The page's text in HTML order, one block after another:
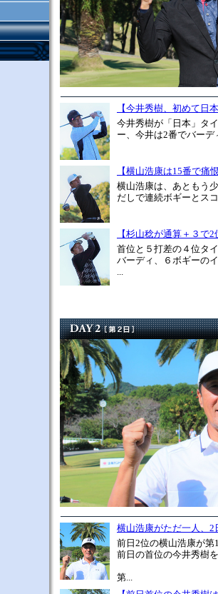
【今井秀樹、初めて日
今井秀樹が「日本」タ
ー、今井は2番でバー
【横山浩康は15番で痛
横山浩康は、あともう
だしで連続ボギーとス
【杉山稔が通算＋３で
首位と５打差の４位タ
バーディ、６ボギーの
...
横山浩康がただ一人、
前日2位の横山浩康が
前日の首位の今井秀樹
第...